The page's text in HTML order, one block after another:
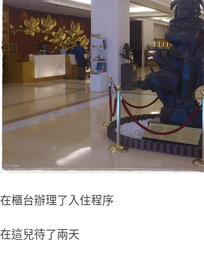
在櫃台辦理了入住程序
在這兒待了兩天